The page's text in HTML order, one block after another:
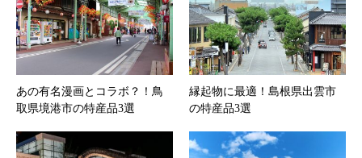
あの有名漫画とコラボ？！鳥
取県境港市の特産品3選
縁起物に最適！島根県出雲市
の特産品3選